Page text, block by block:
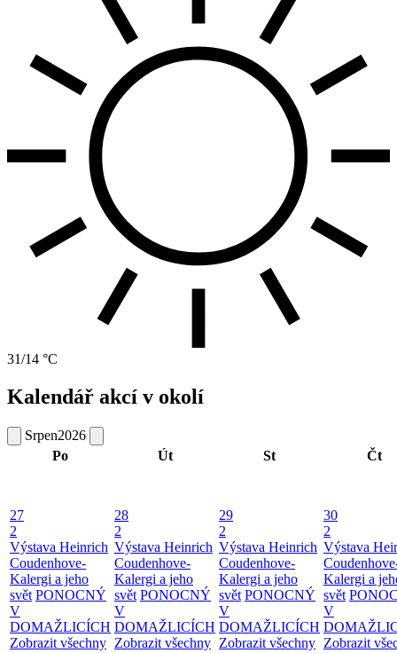
31/14 °C
Kalendář akcí v okolí
Srpen2026
Po
Út St Čt
27
2
Výstava Heinrich
Coudenhove-
Kalergi a jeho
svět PONOCNÝ
V
DOMAŽLICÍCH
Zobrazit všechny
28
2
Výstava Heinrich
Coudenhove-
Kalergi a jeho
svět PONOCNÝ
V
DOMAŽLICÍCH
Zobrazit všechny
29
2
Výstava Heinrich
Coudenhove-
Kalergi a jeho
svět PONOCNÝ
V
DOMAŽLICÍCH
Zobrazit všechny
30
2
Výstava
Kalergi a
svět
V
Zobrazit